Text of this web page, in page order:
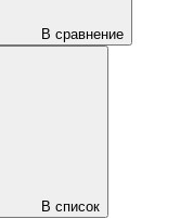
В сравнение
В список